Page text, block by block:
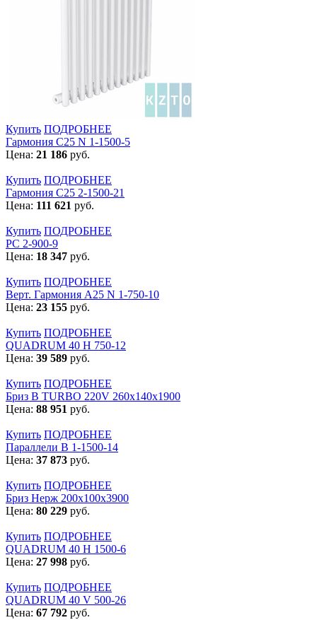
Купить ПОДРОБНЕЕ
Гармония С25 N 1-1500-5
Цена: 21 186 руб.
Купить ПОДРОБНЕЕ
Гармония С25 2-1500-21
Цена: 111 621 руб.
Купить ПОДРОБНЕЕ
РС 2-900-9
Цена: 18 347 руб.
Купить ПОДРОБНЕЕ
Верт. Гармония А25 N 1-750-10
Цена: 23 155 руб.
Купить ПОДРОБНЕЕ
QUADRUM 40 H 750-12
Цена: 39 589 руб.
Купить ПОДРОБНЕЕ
Бриз В TURBO 220V 260х140х1900
Цена: 88 951 руб.
Купить ПОДРОБНЕЕ
Параллели В 1-1500-14
Цена: 37 873 руб.
Купить ПОДРОБНЕЕ
Бриз Нерж 200х100х3900
Цена: 80 229 руб.
Купить ПОДРОБНЕЕ
QUADRUM 40 H 1500-6
Цена: 27 998 руб.
Купить ПОДРОБНЕЕ
QUADRUM 40 V 500-26
Цена: 67 792 руб.